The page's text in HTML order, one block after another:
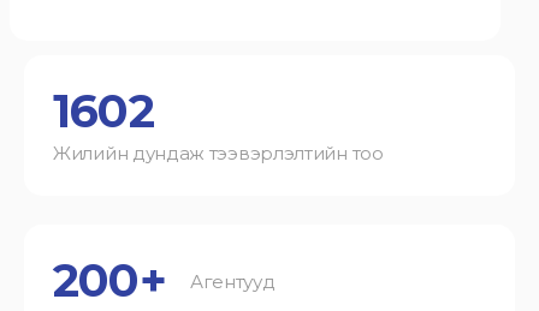
1602
Жилийн дундаж тээвэрлэлтийн тоо
200+ Агентууд